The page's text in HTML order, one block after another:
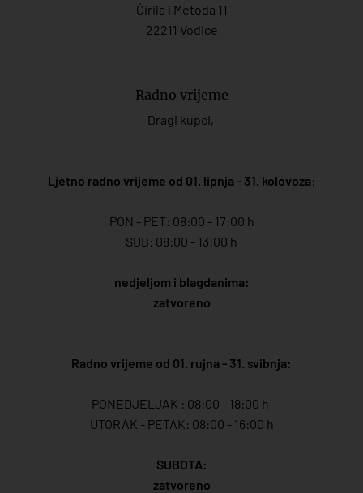
Ćirila i Metoda 11
22211 Vodice
Radno vrijeme
Dragi kupci,
Ljetno radno vrijeme od 01. lipnja - 31. kolovoza:
PON - PET: 08:00 - 17:00 h
SUB: 08:00 - 13:00 h
nedjeljom i blagdanima:
zatvoreno
Radno vrijeme od 01. rujna - 31. svibnja:
PONEDJELJAK : 08:00 - 18:00 h
UTORAK - PETAK: 08:00 - 16:00 h
SUBOTA:
zatvoreno